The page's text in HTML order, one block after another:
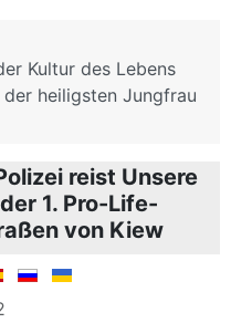
Kultur des Lebens
heiligsten Jungfrau
reist Unsere
1. Pro-Life-
von Kiew